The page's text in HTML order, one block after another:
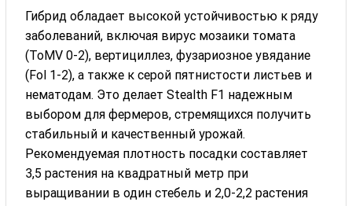
Гибрид обладает высокой устойчивостью к ряду
заболеваний, включая вирус мозаики томата
(ToMV 0-2), вертициллез, фузариозное увядание
(Fol 1-2), а также к серой пятнистости листьев и
нематодам. Это делает Stealth F1 надежным
выбором для фермеров, стремящихся получить
стабильный и качественный урожай.
Рекомендуемая плотность посадки составляет
3,5 растения на квадратный метр при
выращивании в один стебель и 2,0-2,2 растения